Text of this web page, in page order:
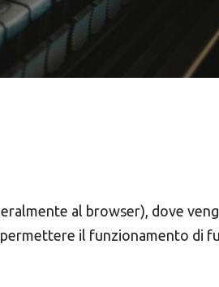
al browser), dove
il funzionamento di